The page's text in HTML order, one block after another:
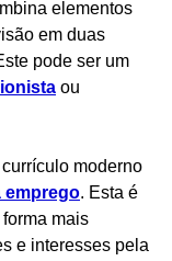
elementos
em duas
pode ser um
ou
moderno
emprego. Esta é
mais
e interesses pela